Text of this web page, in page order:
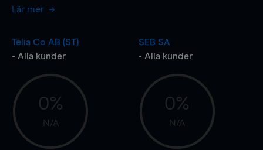
Lär mer
Telia Co AB (ST)
- Alla kunder
0%
N/A
SEB SA
- Alla kunder
0%
N/A